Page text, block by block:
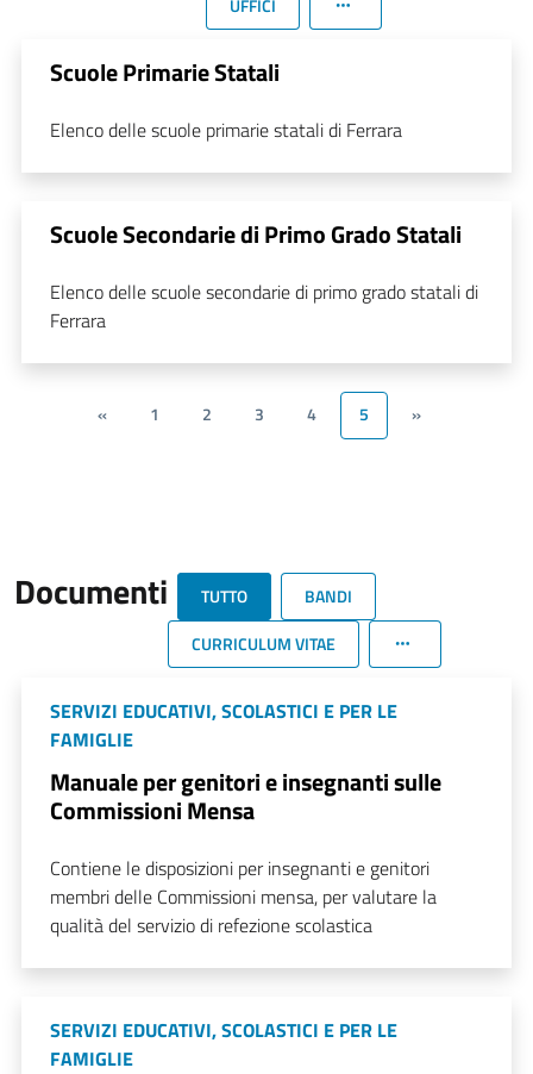
Scuole Primarie Statali
Elenco delle scuole primarie statali di Ferrara
Scuole Secondarie di Primo Grado Statali
Elenco delle scuole secondarie di primo grado statali di
Ferrara
« 1 2 3 4 5 »
Documenti TUTTO
BANDI
CURRICULUM VITAE
SERVIZI EDUCATIVI, SCOLASTICI E PER LE
FAMIGLIE
Manuale per genitori e insegnanti sulle
Commissioni Mensa
Contiene le disposizioni per insegnanti e genitori
membri delle Commissioni mensa, per valutare la
qualità del servizio di refezione scolastica
SERVIZI EDUCATIVI, SCOLASTICI E PER LE
FAMIGLIE